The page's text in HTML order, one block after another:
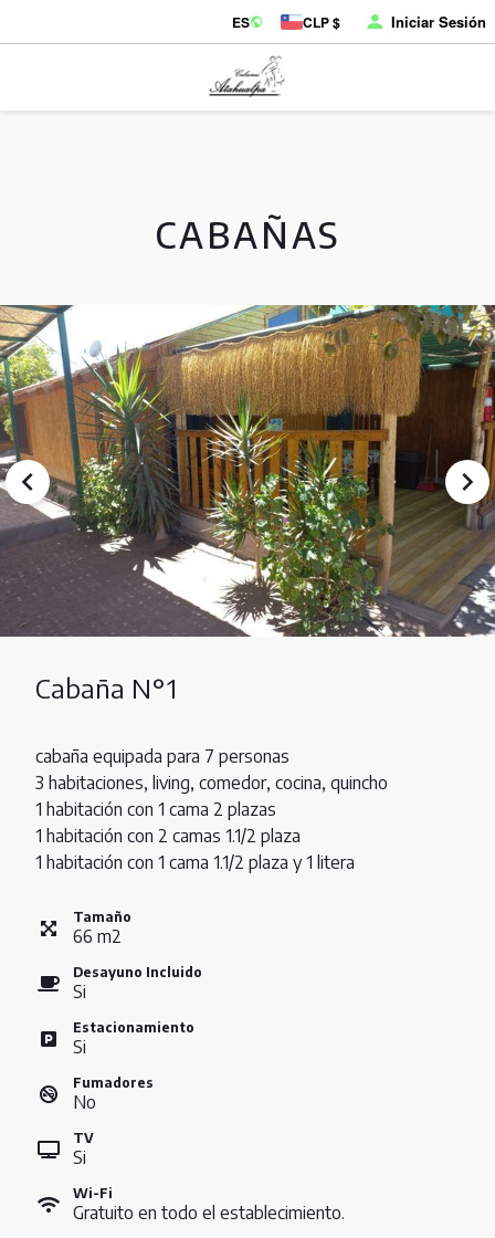
ES CLP $ Iniciar Sesión
CABAÑAS
Cabaña N°1
cabaña equipada para 7 personas
3 habitaciones, living, comedor, cocina, quincho
1 habitación con 1 cama 2 plazas
1 habitación con 2 camas 1.1/2 plaza
1 habitación con 1 cama 1.1/2 plaza y 1 litera
Tamaño
66 m2
Desayuno Incluido
Si
Estacionamiento
Si
Fumadores
No
TV
Si
Wi-Fi
Gratuito en todo el establecimiento.